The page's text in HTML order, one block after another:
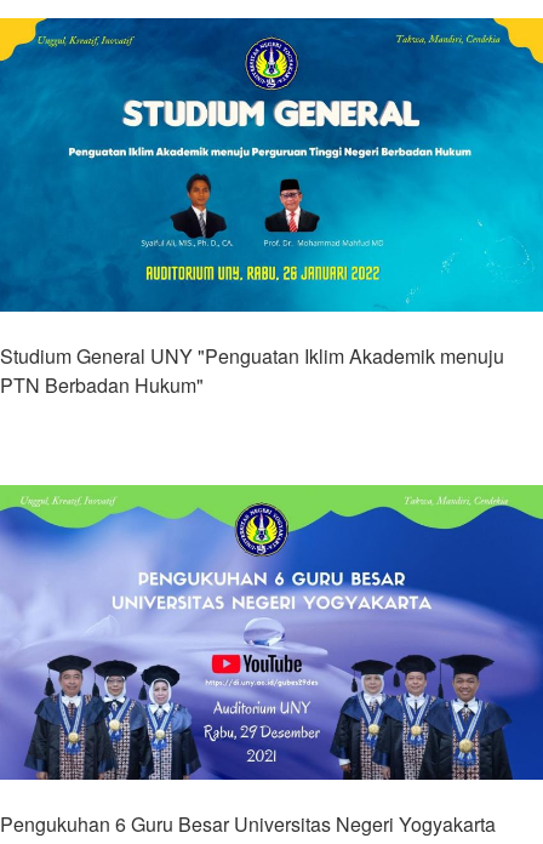
Studium General UNY "Penguatan Iklim Akademik menuju
PTN Berbadan Hukum"
Pengukuhan 6 Guru Besar Universitas Negeri Yogyakarta